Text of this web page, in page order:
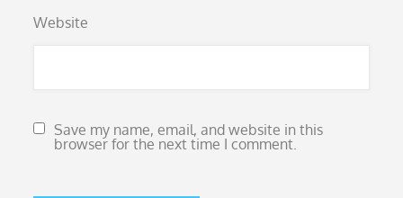
Website
Save my name, email, and website in this
browser for the next time I comment.